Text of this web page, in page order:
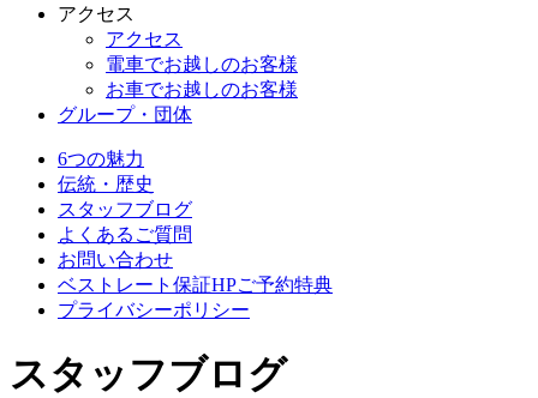
アクセス
アクセス
電車でお越しのお客様
お車でお越しのお客様
グループ・団体
6つの魅力
伝統・歴史
スタッフブログ
よくあるご質問
お問い合わせ
ベストレート保証HPご予約特典
プライバシーポリシー
スタッフブログ